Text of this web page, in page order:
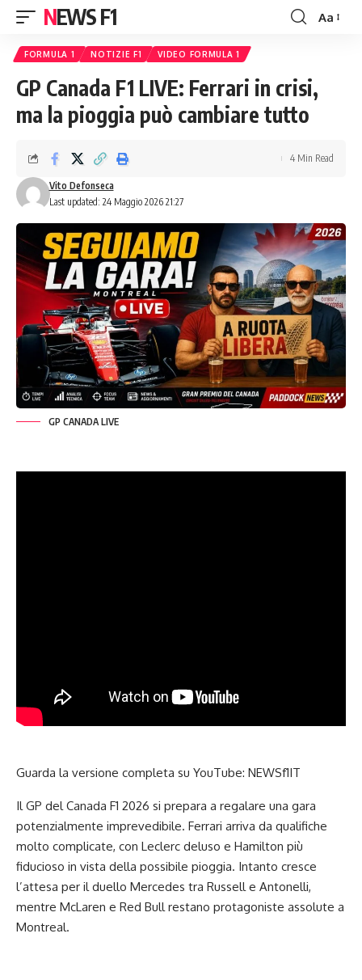
NEWS F1
Font
Aa
FORMULA 1 NOTIZIE F1 VIDEO FORMULA 1
GP Canada F1 LIVE: Ferrari in crisi,
ma la pioggia può cambiare tutto
Last updated: 24 Maggio 2026 21:27
Vito Defonseca
4 Min Read
GP CANADA LIVE
Guarda la versione completa su YouTube: NEWSf1IT
Il GP del Canada F1 2026 si prepara a regalare una gara
potenzialmente imprevedibile. Ferrari arriva da qualifiche
molto complicate, con Leclerc deluso e Hamilton più
fiducioso in vista della possibile pioggia. Intanto cresce
l’attesa per il duello Mercedes tra Russell e Antonelli,
mentre McLaren e Red Bull restano protagoniste assolute a
Montreal.